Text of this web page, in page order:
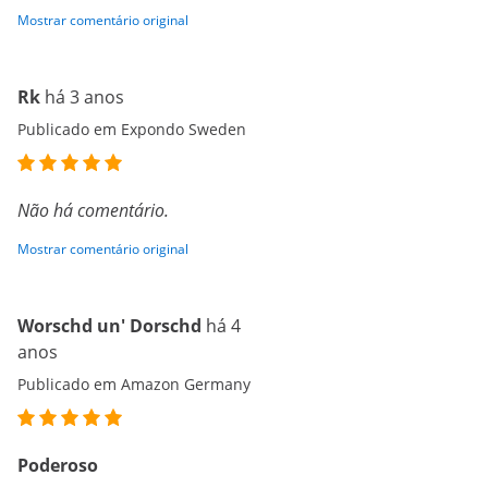
Mostrar comentário original
Rk há 3 anos
Publicado em Expondo Sweden
Não há comentário.
Mostrar comentário original
Worschd un' Dorschd há 4
anos
Publicado em Amazon Germany
Poderoso